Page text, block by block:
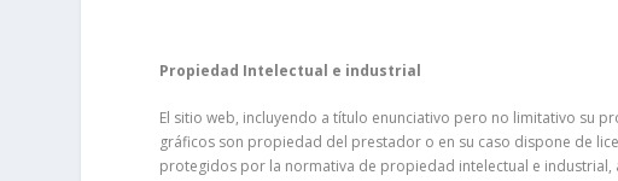
Propiedad Intelectual e industrial
El sitio web, incluyendo a título enunciativo pero no limitativo su
gráficos son propiedad del prestador o en su caso dispone de
protegidos por la normativa de propiedad intelectual e